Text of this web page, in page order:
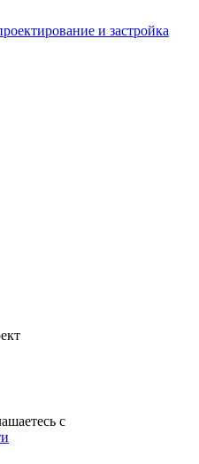
и застройка
с